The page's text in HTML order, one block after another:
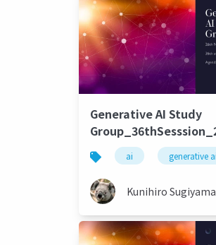
Generative AI Study
ai generative ai
Kunihiro Sugiyama